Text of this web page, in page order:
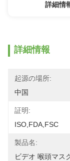
詳細情
詳細情報
起源の場所:
中国
証明:
ISO,FDA,FSC
製品名:
ビデオ 喉頭マス